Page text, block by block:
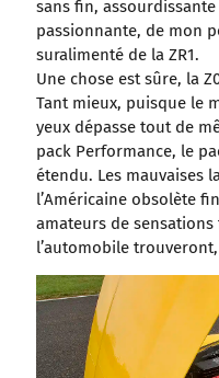
sans fin,
passionnante, de mon
suralimenté de la ZR1.
Une chose est sûre, la
Tant mieux, puisque le
yeux dépasse tout de
pack Performance, le
étendu. Les mauvaises
l’Américaine obsolète
amateurs de
l’automobile trouveront,